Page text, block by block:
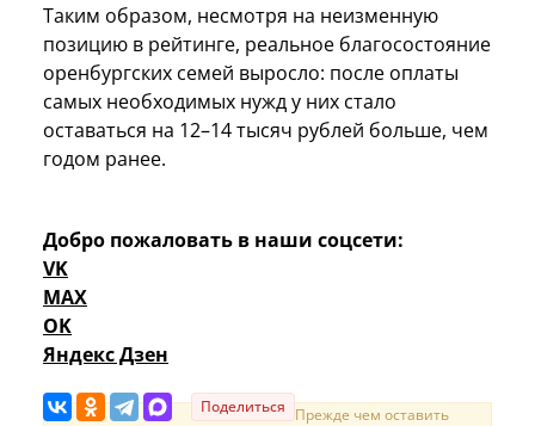
Таким образом, несмотря на неизменную
позицию в рейтинге, реальное благосостояние
оренбургских семей выросло: после оплаты
самых необходимых нужд у них стало
оставаться на 12–14 тысяч рублей больше, чем
годом ранее.
Добро пожаловать в наши соцсети:
VK
MAX
OK
Яндекс Дзен
Поделиться Прежде чем оставить